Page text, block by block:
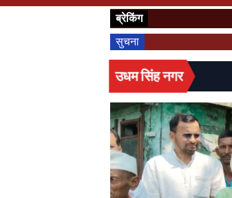
ब्रेकिंग
सुचना
उधम सिंह नगर